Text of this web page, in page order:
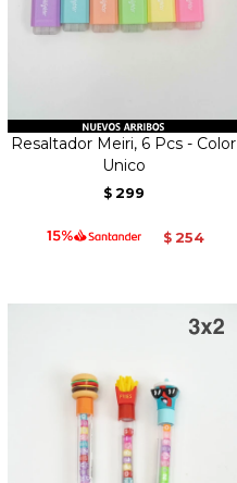
Resaltador Meiri, 6 Pcs - Color
Unico
$ 299
$ 254